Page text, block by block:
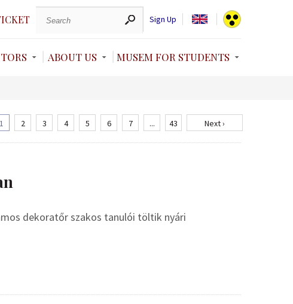
Sign Up
ABOUT US MUSEM FOR STUDENTS
1 2 3 4 5 6 7 ... 43 Next ›
dekoratőr szakos tanulói töltik nyári